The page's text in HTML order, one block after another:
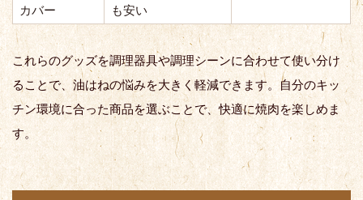
カバー
も安い
これらのグッズを調理器具や調理シーンに合わせて使い分け
ることで、油はねの悩みを大きく軽減できます。自分のキッ
チン環境に合った商品を選ぶことで、快適に焼肉を楽しめま
す。